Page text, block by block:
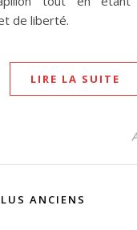
de liberté.
LIRE LA SUITE
ANCIENS